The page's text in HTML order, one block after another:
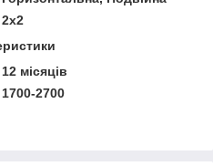
2x2
12 місяців
1700-2700